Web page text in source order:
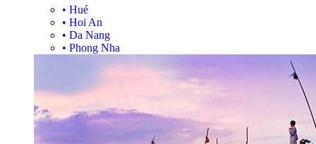
• Hué
• Hoi An
• Da Nang
• Phong Nha